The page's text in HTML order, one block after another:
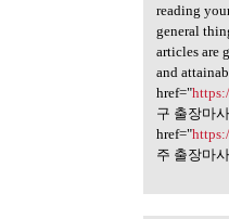
reading
general
articles are
and
href="
구 출장마
href="
주 출장마